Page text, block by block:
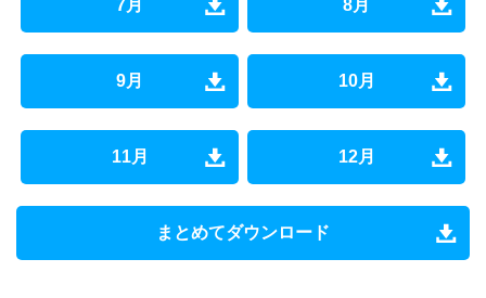
7月 8月
9月 10月
11月 12月
まとめてダウンロード